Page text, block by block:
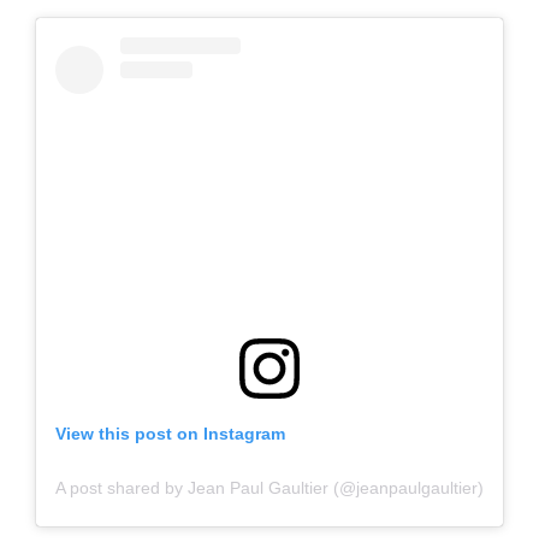
View this post on Instagram
A post shared by Jean Paul Gaultier (@jeanpaulgaultier)